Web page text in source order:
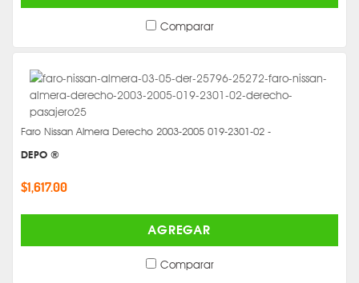
Comparar
Faro Nissan Almera Derecho 2003-2005 019-2301-02 -
DEPO ®
$1,617.00
AGREGAR
Comparar